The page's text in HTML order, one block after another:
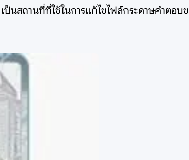
ป็นสถานที่ที่ใช้ในการแก้ไขไฟล์กระดาษคำตอ